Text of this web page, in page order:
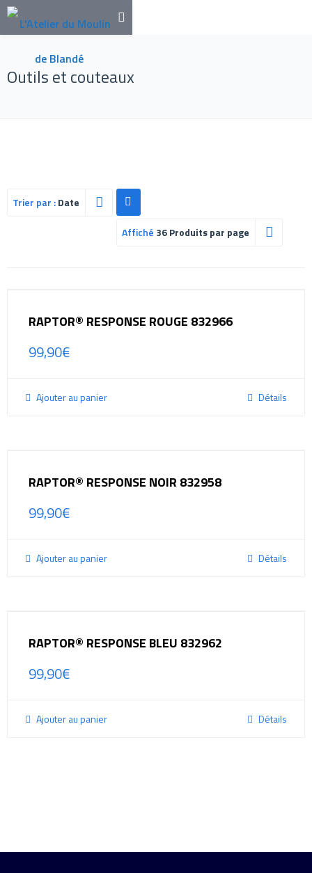
Outils et couteaux
Trier par :Date
Affiché 36 Produits par page
RAPTOR® RESPONSE ROUGE 832966
99,90€
Ajouter au panier Détails
RAPTOR® RESPONSE NOIR 832958
99,90€
Ajouter au panier Détails
RAPTOR® RESPONSE BLEU 832962
99,90€
Ajouter au panier Détails